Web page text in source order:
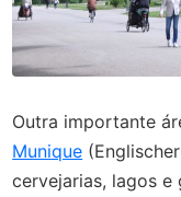
Outra importante
Munique
cervejarias, lagos e